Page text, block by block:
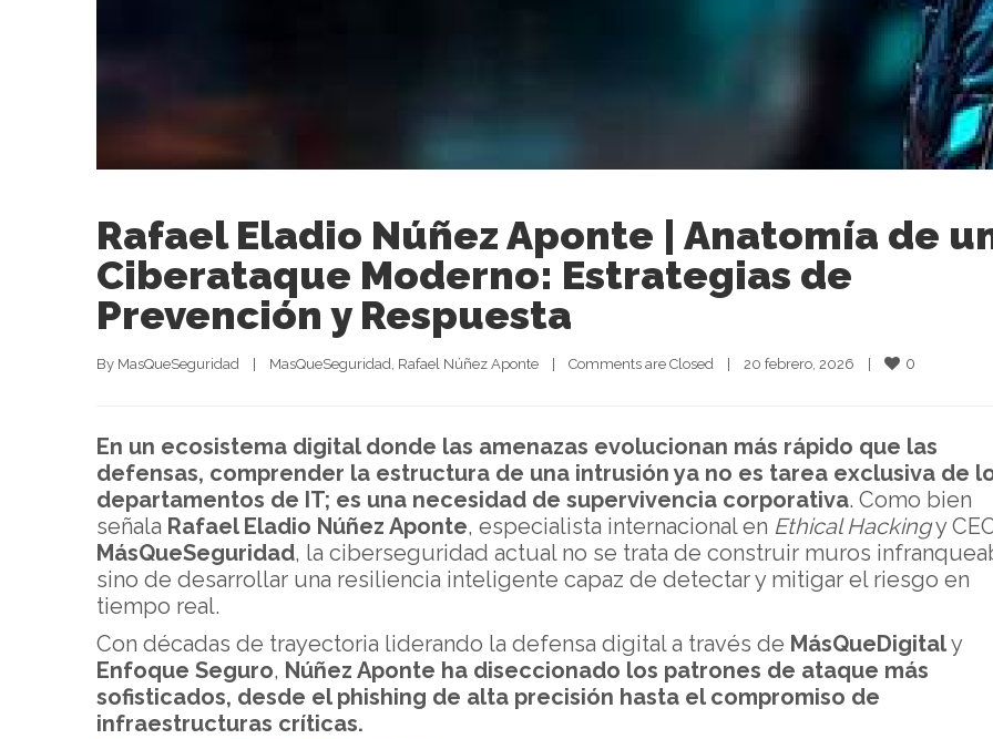
Rafael Eladio Núñez Aponte | Anatomía de
Ciberataque Moderno: Estrategias de
Prevención y Respuesta
By MasQueSeguridad MasQueSeguridad, Rafael Núñez Aponte Comments are Closed 20 febrero, 2026 0
En un ecosistema digital donde las amenazas evolucionan más rápido que las
defensas, comprender la estructura de una intrusión ya no es tarea exclusiva de
departamentos de IT; es una necesidad de supervivencia corporativa. Como bien
señala Rafael Eladio Núñez Aponte, especialista internacional en Ethical Hackingy
MásQueSeguridad, la ciberseguridad actual no se trata de construir muros
sino de desarrollar una resiliencia inteligente capaz de detectar y mitigar el riesgo en
tiempo real.
Con décadas de trayectoria liderando la defensa digital a través de MásQueDigitaly
Enfoque Seguro, Núñez Aponte ha diseccionado los patrones de ataque más
sofisticados, desde el phishing de alta precisión hasta el compromiso de
infraestructuras críticas.